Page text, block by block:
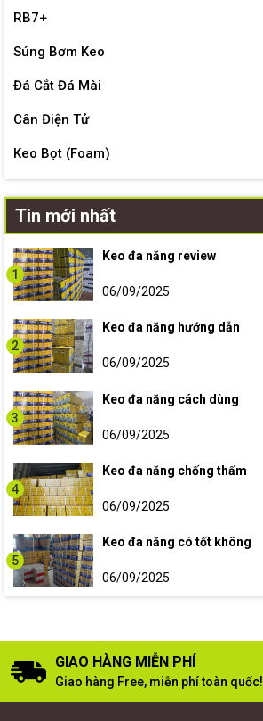
RB7+
Súng Bơm Keo
Đá Cắt Đá Mài
Cân Điện Tử
Keo Bọt (Foam)
Tin mới nhất
1
Keo đa năng review
06/09/2025
2
Keo đa năng hướng dẫn
06/09/2025
3
Keo đa năng cách dùng
06/09/2025
4
Keo đa năng chống thấm
06/09/2025
5
Keo đa năng có tốt không
06/09/2025
GIAO HÀNG MIỄN PHÍ
Giao hàng Free, miễn phí toàn quốc!